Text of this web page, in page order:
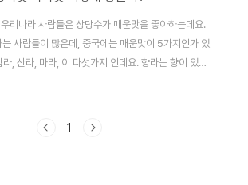
리나라 사람들은 상당수가 매운맛을 좋아하는데요.
사람들이 많은데, 중국에는 매운맛이 5가지인가 있
, 산라, 마라, 이 다섯가지 인데요. 향라는 향이 있으
하면서 매운거, 함라는 짜고 매운거, 산라는 새콤하고
중국은 이렇게 나누더라고요. 아마, 지방마다 이 매
는 분들이 많아 지금 여기서 알아볼게요. 설곤약이란?
1